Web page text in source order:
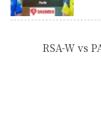
RSA-W vs